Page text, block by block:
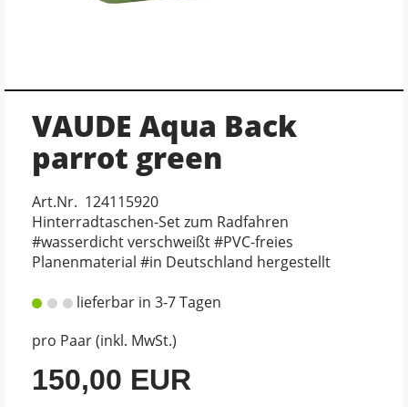
VAUDE Aqua Back
parrot green
Art.Nr. 124115920
Hinterradtaschen-Set zum Radfahren
#wasserdicht verschweißt #PVC-freies
Planenmaterial #in Deutschland hergestellt
lieferbar in 3-7 Tagen
pro Paar (inkl. MwSt.)
150,00 EUR